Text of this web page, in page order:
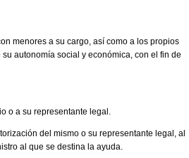
menores a su cargo, así como a los propios
autonomía social y económica, con el fin de
o a su representante legal.
del mismo o su representante legal, al
al que se destina la ayuda.